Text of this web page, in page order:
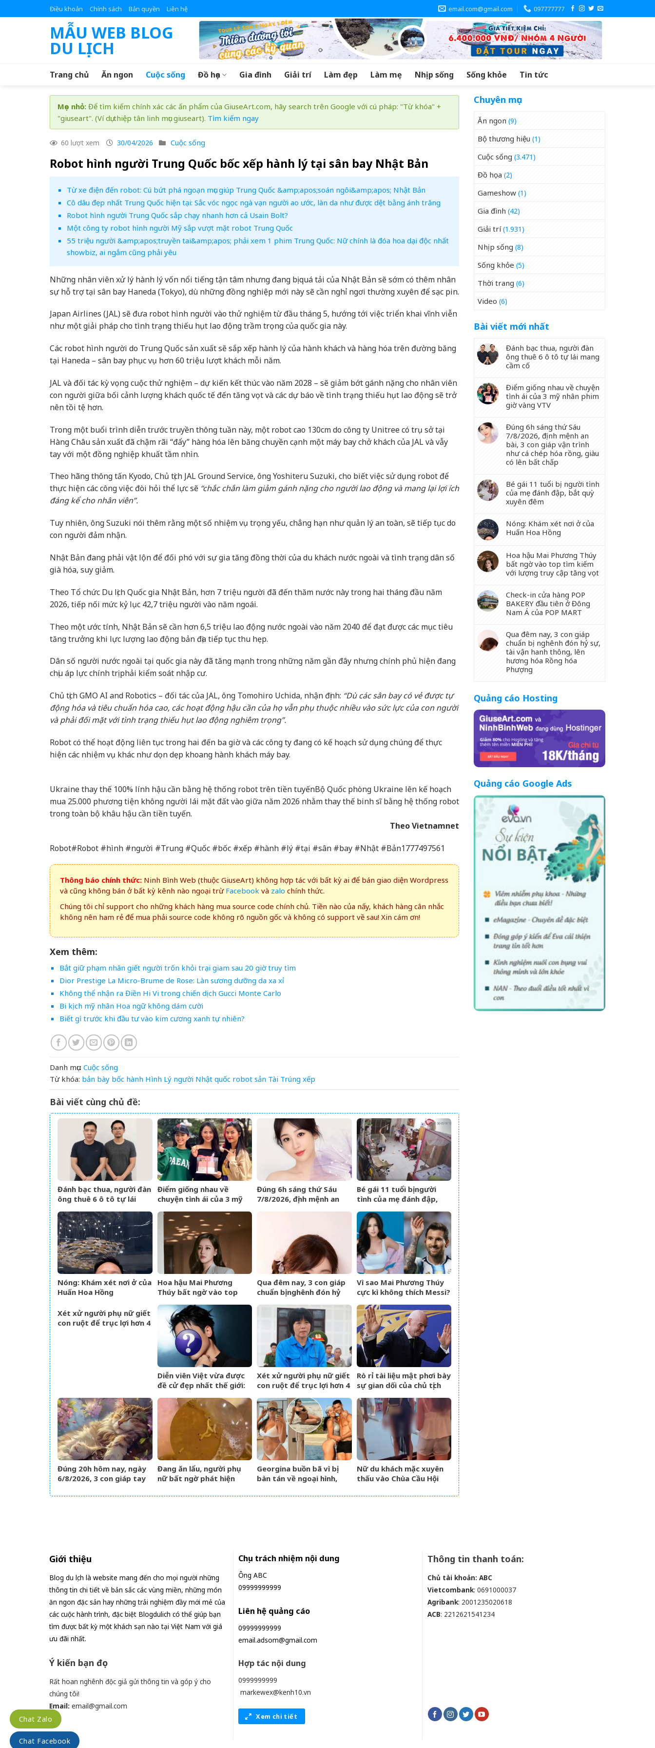
to
Điều khoản Chính sách Bản quyền Liên hệ email.com@gmail.com 097777777
MẪU WEB BLOG
DU LỊCH
Trang chủ Ăn ngon Cuộc sống Đồ họa Gia đình Giải trí Làm đẹp Làm mẹ Nhịp sống Sống khỏe Tin tức
Mẹo nhỏ: Để tìm kiếm chính xác các ấn phẩm của GiuseArt.com, hãy search trên Google với cú pháp: "Từ khóa" +
"giuseart". (Ví dụ: thiệp tân linh mục giuseart). Tìm kiếm ngay
60 lượt xem 30/04/2026 Cuộc sống
Robot hình người Trung Quốc bốc xếp hành lý tại sân bay Nhật Bản
Từ xe điện đến robot: Cú bứt phá ngoạn mục giúp Trung Quốc &amp;apos;soán ngôi&amp;apos; Nhật Bản
Cô dâu đẹp nhất Trung Quốc hiện tại: Sắc vóc ngọc ngà vạn người ao ước, làn da như được dệt bằng ánh trăng
Robot hình người Trung Quốc sắp chạy nhanh hơn cả Usain Bolt?
Một công ty robot hình người Mỹ sắp vượt mặt robot Trung Quốc
55 triệu người &amp;apos;truyền tai&amp;apos; phải xem 1 phim Trung Quốc: Nữ chính là đóa hoa dại độc nhất
showbiz, ai ngắm cũng phải yêu
Những nhân viên xử lý hành lý vốn nổi tiếng tận tâm nhưng đang bị quá tải của Nhật Bản sẽ sớm có thêm nhân
sự hỗ trợ tại sân bay Haneda (Tokyo), dù những đồng nghiệp mới này sẽ cần nghỉ ngơi thường xuyên để sạc pin.
Japan Airlines (JAL) sẽ đưa robot hình người vào thử nghiệm từ đầu tháng 5, hướng tới việc triển khai vĩnh viễn
như một giải pháp cho tình trạng thiếu hụt lao động trầm trọng của quốc gia này.
Các robot hình người do Trung Quốc sản xuất sẽ sắp xếp hành lý của hành khách và hàng hóa trên đường băng
tại Haneda – sân bay phục vụ hơn 60 triệu lượt khách mỗi năm.
JAL và đối tác kỳ vọng cuộc thử nghiệm – dự kiến kết thúc vào năm 2028 – sẽ giảm bớt gánh nặng cho nhân viên
con người giữa bối cảnh lượng khách quốc tế đến tăng vọt và các dự báo về tình trạng thiếu hụt lao động sẽ trở
nên tồi tệ hơn.
Trong một buổi trình diễn trước truyền thông tuần này, một robot cao 130cm do công ty Unitree có trụ sở tại
Hàng Châu sản xuất đã chậm rãi “đẩy” hàng hóa lên băng chuyền cạnh một máy bay chở khách của JAL và vẫy
tay với một đồng nghiệp khuất tầm nhìn.
Theo hãng thông tấn Kyodo, Chủ tịch JAL Ground Service, ông Yoshiteru Suzuki, cho biết việc sử dụng robot để
thực hiện các công việc đòi hỏi thể lực sẽ “chắc chắn làm giảm gánh nặng cho người lao động và mang lại lợi ích
đáng kể cho nhân viên”.
Tuy nhiên, ông Suzuki nói thêm rằng một số nhiệm vụ trọng yếu, chẳng hạn như quản lý an toàn, sẽ tiếp tục do
con người đảm nhận.
Nhật Bản đang phải vật lộn để đối phó với sự gia tăng đồng thời của du khách nước ngoài và tình trạng dân số
già hóa, suy giảm.
Theo Tổ chức Du lịch Quốc gia Nhật Bản, hơn 7 triệu người đã đến thăm nước này trong hai tháng đầu năm
2026, tiếp nối mức kỷ lục 42,7 triệu người vào năm ngoái.
Theo một ước tính, Nhật Bản sẽ cần hơn 6,5 triệu lao động nước ngoài vào năm 2040 để đạt được các mục tiêu
tăng trưởng khi lực lượng lao động bản địa tiếp tục thu hẹp.
Dân số người nước ngoài tại quốc gia này đã tăng mạnh trong những năm gần đây nhưng chính phủ hiện đang
chịu áp lực chính trị phải kiểm soát nhập cư.
Chủ tịch GMO AI and Robotics – đối tác của JAL, ông Tomohiro Uchida, nhận định: “Dù các sân bay có vẻ được tự
động hóa và tiêu chuẩn hóa cao, các hoạt động hậu cần của họ vẫn phụ thuộc nhiều vào sức lực của con người
và phải đối mặt với tình trạng thiếu hụt lao động nghiêm trọng”.
Robot có thể hoạt động liên tục trong hai đến ba giờ và các công ty đang có kế hoạch sử dụng chúng để thực
hiện các nhiệm vụ khác như dọn dẹp khoang hành khách máy bay.
Ukraine thay thế 100% lính hậu cần bằng hệ thống robot trên tiền tuyếnBộ Quốc phòng Ukraine lên kế hoạch
mua 25.000 phương tiện không người lái mặt đất vào giữa năm 2026 nhằm thay thế binh sĩ bằng hệ thống robot
trong toàn bộ khâu hậu cần tiền tuyến.
Theo Vietnamnet
Robot#Robot #hình #người #Trung #Quốc #bốc #xếp #hành #lý #tại #sân #bay #Nhật #Bản1777497561
Thông báo chính thức: Ninh Bình Web (thuộc GiuseArt) không hợp tác với bất kỳ ai để bán giao diện Wordpress
và cũng không bán ở bất kỳ kênh nào ngoại trừ Facebook và zalo chính thức.
Chúng tôi chỉ support cho những khách hàng mua source code chính chủ. Tiền nào của nấy, khách hàng cân nhắc
không nên ham rẻ để mua phải source code không rõ nguồn gốc và không có support về sau! Xin cám ơn!
Xem thêm:
Bắt giữ phạm nhân giết người trốn khỏi trại giam sau 20 giờ truy tìm
Dior Prestige La Micro-Brume de Rose: Làn sương dưỡng da xa xỉ
Không thể nhận ra Điền Hi Vi trong chiến dịch Gucci Monte Carlo
Bi kịch mỹ nhân Hoa ngữ không dám cười
Biết gì trước khi đầu tư vào kim cương xanh tự nhiên?
Danh mục: Cuộc sống
Từ khóa: bản bày bốc hành Hình Lý người Nhật quốc robot sản Tài Trúng xếp
Bài viết cùng chủ đề:
Đánh bạc thua, người đàn
ông thuê 6 ô tô tự lái
Điểm giống nhau về
chuyện tình ái của 3 mỹ
Đúng 6h sáng thứ Sáu
7/8/2026, định mệnh an
Bé gái 11 tuổi bị người
tình của mẹ đánh đập,
Nóng: Khám xét nơi ở của
Huấn Hoa Hồng
Hoa hậu Mai Phương
Thúy bất ngờ vào top
cập tăng vọt
Qua đêm nay, 3 con giáp
chuẩn bị nghênh đón hỷ
lên hương hóa Rồng hóa
Phượng
Vì sao Mai Phương Thúy
cực kì không thích Messi?
Xét xử người phụ nữ giết
con ruột để trục lợi hơn 4
Diễn viên Việt vừa được
đề cử đẹp nhất thế giới:
cưỡng, ăn tiền nhất là đôi
mắt cực phẩm
Xét xử người phụ nữ giết
con ruột để trục lợi hơn 4
Rò rỉ tài liệu mật phơi bày
sự gian dối của chủ tịch
Super League
Đúng 20h hôm nay, ngày
6/8/2026, 3 con giáp tay
hốt VÀNG, phú quý ngập
Đang ăn lẩu, người phụ
nữ bất ngờ phát hiện
&amp;apos;nổi da
Georgina buồn bã vì bị
bàn tán về ngoại hình,
động khiến 4 triệu người
Nữ du khách mặc xuyên
thấu vào Chùa Cầu Hội
hành động gây chú ý
Chuyên mục
Ăn ngon (9)
Bộ thương hiệu (1)
Cuộc sống (3.471)
Đồ họa (2)
Gameshow (1)
Gia đình (42)
Giải trí(1.931)
Nhịp sống (8)
Sống khỏe (5)
Thời trang (6)
Video (6)
Bài viết mới nhất
Đánh bạc thua, người đàn
ông thuê 6 ô tô tự lái mang
cầm cố
Điểm giống nhau về chuyện
tình ái của 3 mỹ nhân phim
giờ vàng VTV
Đúng 6h sáng thứ Sáu
7/8/2026, định mệnh an
bài, 3 con giáp vận trình
như cá chép hóa rồng, giàu
có lên bất chấp
Bé gái 11 tuổi bị người tình
của mẹ đánh đập, bắt quỳ
xuyên đêm
Nóng: Khám xét nơi ở của
Huấn Hoa Hồng
Hoa hậu Mai Phương Thúy
bất ngờ vào top tìm kiếm
với lượng truy cập tăng vọt
Check-in cửa hàng POP
BAKERY đầu tiên ở Đông
Nam Á của POP MART
Qua đêm nay, 3 con giáp
chuẩn bị nghênh đón hỷ sự,
tài vận hanh thông, lên
hương hóa Rồng hóa
Phượng
Quảng cáo Hosting
Quảng cáo Google Ads
Giới thiệu
Blog du lịch là website mang đến cho mọi người những
thông tin chi tiết về bản sắc các vùng miền, những món
ăn ngon đặc sản hay những trải nghiệm đầy mới mẻ của
các cuộc hành trình, đặc biệt Blogdulich có thể giúp bạn
tìm được bất kỳ một khách sạn nào tại Việt Nam với giá
ưu đãi nhất.
Ý kiến bạn đọc
Rất hoan nghênh độc giả gửi thông tin và góp ý cho
chúng tôi!
Email: email@gmail.com
Chịu trách nhiệm nội dung
Ông ABC
09999999999
Liên hệ quảng cáo
09999999999
email.adsom@gmail.com
Hợp tác nội dung
0999999999
markewex@kenh10.vn
Xem chi tiết
Thông tin thanh toán:
Chủ tài khoản: ABC
Vietcombank: 0691000037
Agribank: 2001235020618
ACB: 2212621541234
Chat Zalo
Chat Facebook